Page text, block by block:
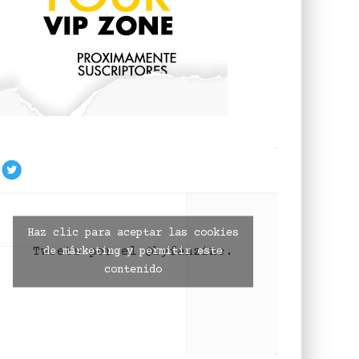
Tweets por el @byfanzine.
Haz clic para aceptar las cookies
de márketing y permitir este
contenido